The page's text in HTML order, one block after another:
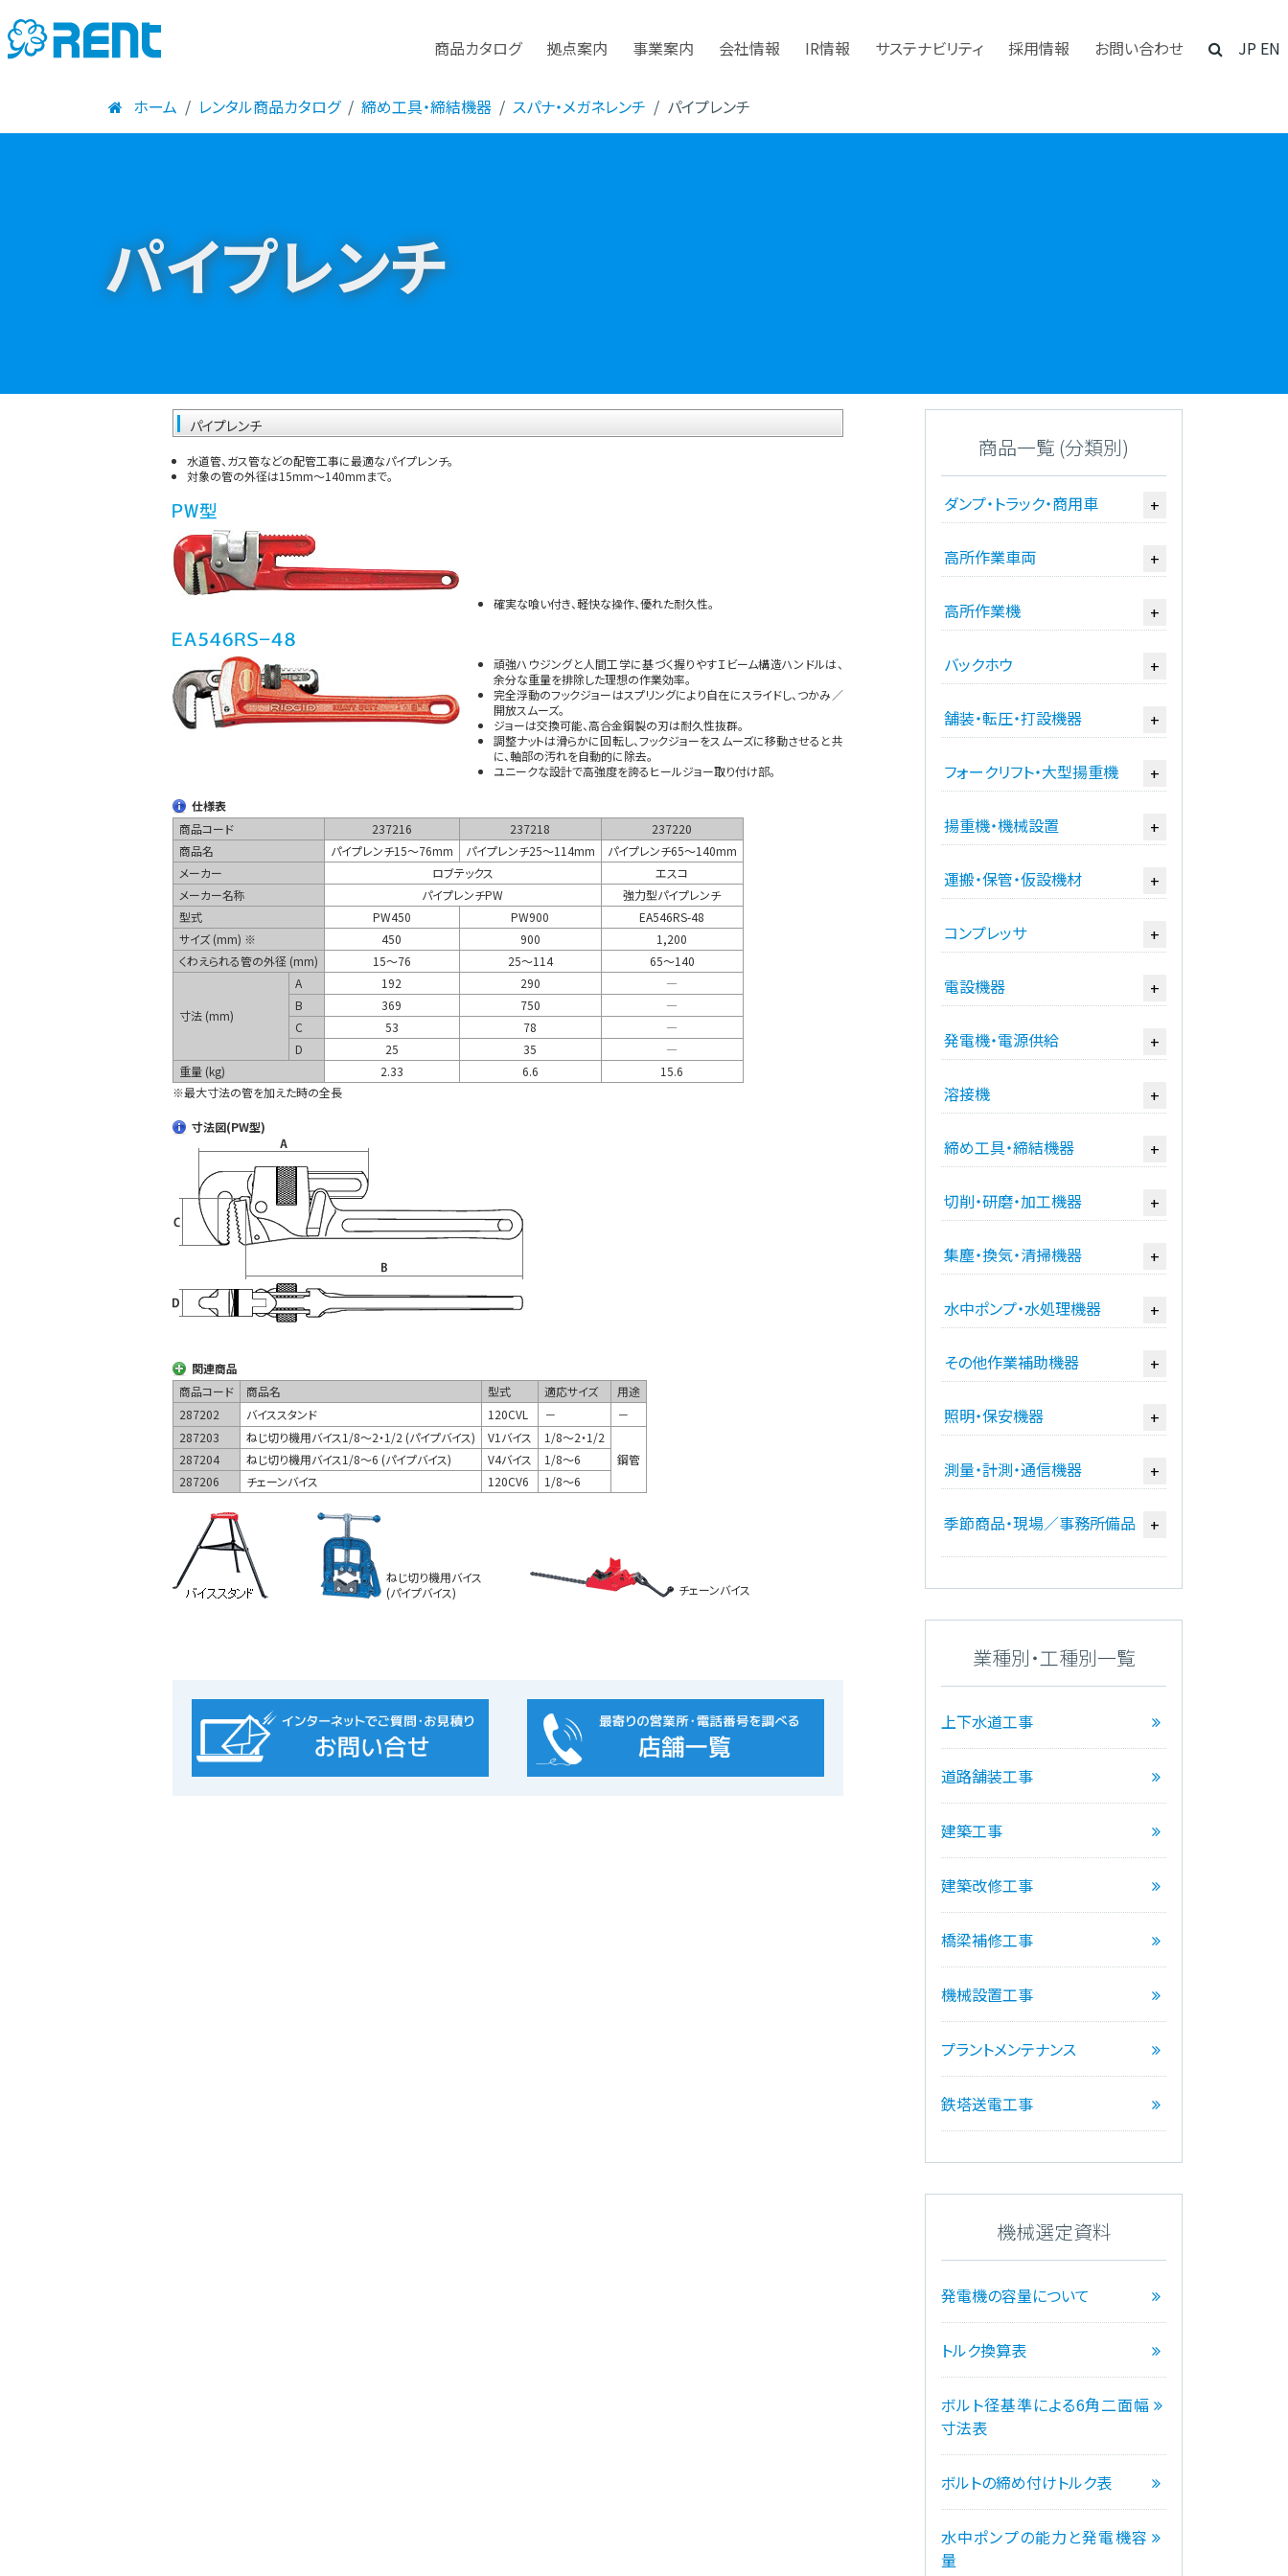
商品カタログ 拠点案内 事業案内 会社情報 IR情報 サステナビリティ 採用情報 お問い合わせ JP EN
ホーム レンタル商品カタログ 締め工具・締結機器 スパナ・メガネレンチ パイプレンチ
パイプレンチ
パイプレンチ
水道管、ガス管などの配管工事に最適なパイプレンチ。
対象の管の外径は15mm～140mmまで。
確実な喰い付き、軽快な操作、優れた耐久性。
頑強ハウジングと人間工学に基づく握りやすＩビーム構造ハンドルは、
余分な重量を排除した理想の作業効率。
完全浮動のフックジョーはスプリングにより自在にスライドし、つかみ／
開放スムーズ。
ジョーは交換可能、高合金鋼製の刃は耐久性抜群。
調整ナットは滑らかに回転し、フックジョーをスムーズに移動させると共
に、軸部の汚れを自動的に除去。
ユニークな設計で高強度を誇るヒールジョー取り付け部。
仕様表
商品コード
237216 237218
237220
商品名
パイプレンチ15～76mm パイプレンチ25～114mm
パイプレンチ65～140mm
メーカー
ロブテックス
エスコ
メーカー名称
パイプレンチPW
強力型パイプレンチ
型式
PW450 PW900
EA546RS-48
サイズ (mm) ※
450 900
1,200
くわえられる管の外径 (mm)
15～76 25～114 65～140
寸法 (mm)
A 192 290
―
B
369 750
―
C
53 78
―
D
25 35
―
重量 (kg)
2.33 6.6
15.6
※最大寸法の管を加えた時の全長
寸法図(PW型)
関連商品
商品コード
商品名 型式 適応サイズ
用途
287202
バイススタンド 120CVL －
－
287203
ねじ切り機用バイス1/8～2・1/2 (パイプバイス) V1バイス
1/8～2・1/2
鋼管
287204 ねじ切り機用バイス1/8～6 (パイプバイス) V4バイス
1/8～6
287206
チェーンバイス 120CV6 1/8～6
ねじ切り機用バイス
(パイプバイス)
チェーンバイス
商品一覧 (分類別)
ダンプ・トラック・商用車 +
高所作業車両 +
高所作業機 +
バックホウ +
舗装・転圧・打設機器 +
フォークリフト・大型揚重機 +
揚重機・機械設置 +
運搬・保管・仮設機材 +
コンプレッサ +
電設機器 +
発電機・電源供給 +
溶接機 +
締め工具・締結機器 +
切削・研磨・加工機器 +
集塵・換気・清掃機器 +
水中ポンプ・水処理機器 +
その他作業補助機器 +
照明・保安機器 +
測量・計測・通信機器 +
季節商品・現場／事務所備品 +
業種別・工種別一覧
上下水道工事
道路舗装工事
建築工事
建築改修工事
橋梁補修工事
機械設置工事
プラントメンテナンス
鉄塔送電工事
機械選定資料
発電機の容量について
トルク換算表
ボルト径基準による6角二面幅
寸法表
ボルトの締め付けトルク表
水中ポンプの能力と発電機容
量